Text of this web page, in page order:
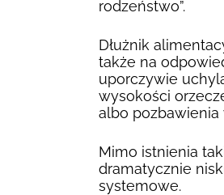
rodzeństwo”.
Dłużnik
także na
uporczywie
wysokości
albo pozbawienia
Mimo istnienia
dramatycznie
systemowe.